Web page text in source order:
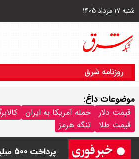
شنبه ۱۷ مرداد ۱۴۰۵
روزنامه شرق
موضوعات داغ:
قیمت دلار حمله آمریکا به ایران
قیمت طلا
تنگه هرمز آغاز شد / خرید
پرداخت ۵۰۰ میلیون تومان + لینک